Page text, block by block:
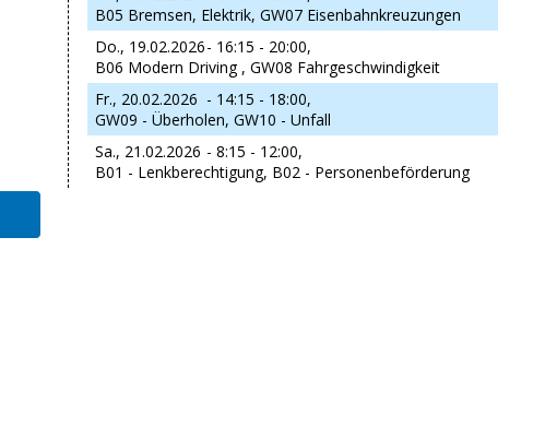
B05 Bremsen, Elektrik, GW07 Eisenbahnkreuzungen
Do., 19.02.2026- 16:15 - 20:00,
B06 Modern Driving , GW08 Fahrgeschwindigkeit
Fr., 20.02.2026 - 14:15 - 18:00,
GW09 - Überholen, GW10 - Unfall
Sa., 21.02.2026 - 8:15 - 12:00,
B01 - Lenkberechtigung, B02 - Personenbeförderung